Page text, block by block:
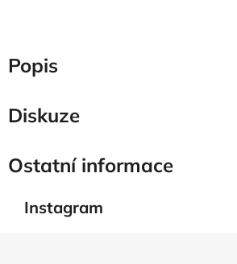
Popis
Diskuze
Ostatní informace
Instagram